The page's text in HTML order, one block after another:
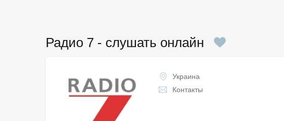
Радио 7 - слушать онлайн
Украина
Контакты